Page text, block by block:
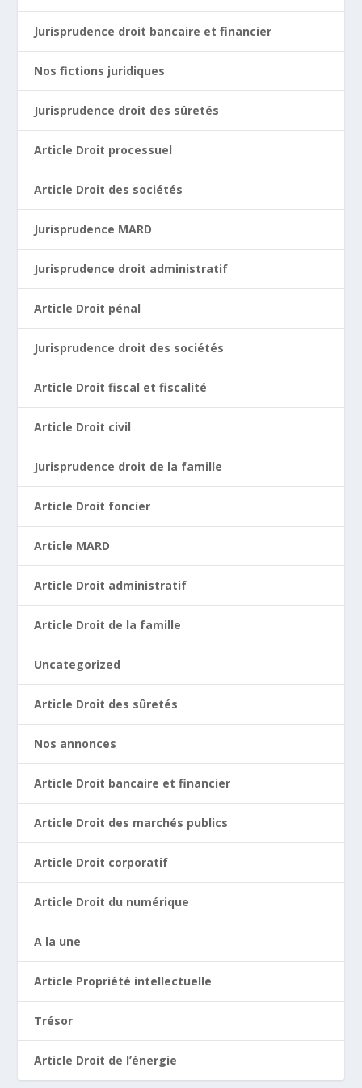
Jurisprudence droit bancaire et financier
Nos fictions juridiques
Jurisprudence droit des sûretés
Article Droit processuel
Article Droit des sociétés
Jurisprudence MARD
Jurisprudence droit administratif
Article Droit pénal
Jurisprudence droit des sociétés
Article Droit fiscal et fiscalité
Article Droit civil
Jurisprudence droit de la famille
Article Droit foncier
Article MARD
Article Droit administratif
Article Droit de la famille
Uncategorized
Article Droit des sûretés
Nos annonces
Article Droit bancaire et financier
Article Droit des marchés publics
Article Droit corporatif
Article Droit du numérique
A la une
Article Propriété intellectuelle
Trésor
Article Droit de l’énergie